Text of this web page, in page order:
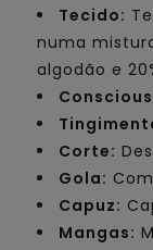
Tecido:
numa
algodão e
Corte:
Gola:
Capuz:
Mangas: